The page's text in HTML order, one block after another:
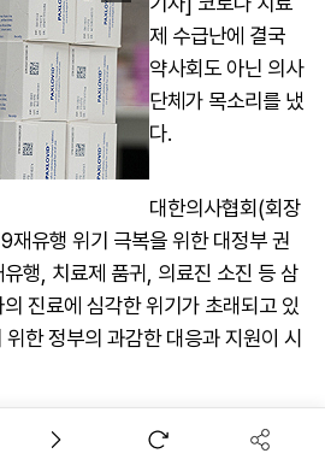
제 수급난에 결국
약사회도 아닌 의사
단체가 목소리를 냈
다.
대한의사협회(회장
재유행 위기 극복을 위한 대정부 권
행, 치료제 품귀, 의료진 소진 등 삼
진료에 심각한 위기가 초래되고 있
한 정부의 과감한 대응과 지원이 시
의 조속한 공급과 고위험군 환자에게
도록 구체적이고 실효적인 공급체계